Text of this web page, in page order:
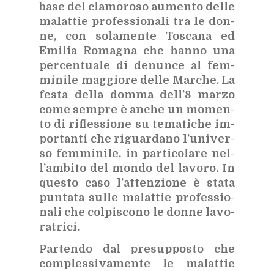
base del cla­mo­ro­so au­men­to del­le
ma­lat­tie pro­fes­sio­na­li tra le don­
ne, con so­la­men­te To­sca­na ed
Emi­lia Ro­ma­gna che han­no una
per­cen­tua­le di de­nun­ce al fem­
mi­ni­le mag­gio­re del­le Mar­che. La
fe­sta del­la dom­ma del­l’8 mar­zo
come sem­pre è an­che un mo­men­
to di ri­fles­sio­ne su te­ma­ti­che im­
por­tan­ti che ri­guar­da­no l’u­ni­ver­
so fem­mi­ni­le, in par­ti­co­la­re nel­
l’am­bi­to del mon­do del la­vo­ro. In
que­sto caso l’at­ten­zio­ne è sta­ta
pun­ta­ta sul­le ma­lat­tie pro­fes­sio­
na­li che col­pi­sco­no le don­ne la­vo­
ra­tri­ci.
Par­ten­do dal pre­sup­po­sto che
com­ples­si­va­men­te le ma­lat­tie